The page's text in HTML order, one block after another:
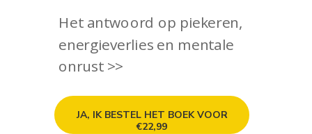
Het antwoord op piekeren,
energieverlies en mentale
onrust>>
JA, IK BESTEL HET BOEK VOOR
€22,99